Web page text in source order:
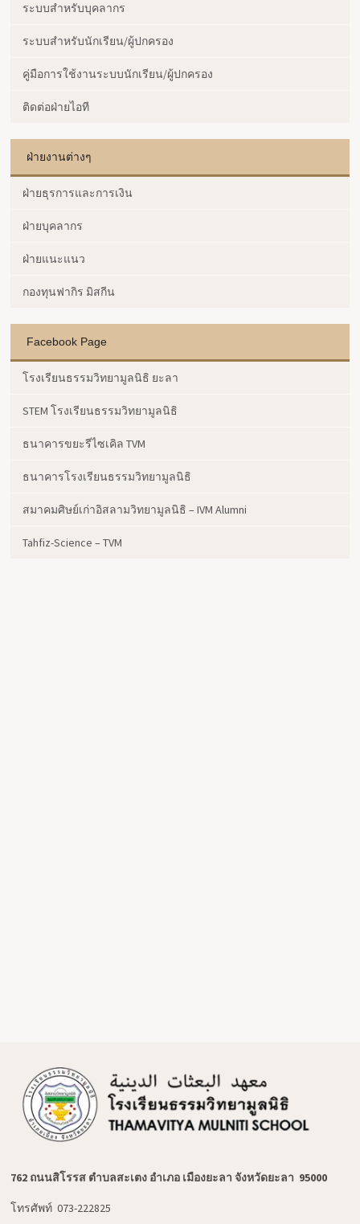
ระบบสำหรับบุคลากร
ระบบสำหรับนักเรียน/ผู้ปกครอง
คู่มือการใช้งานระบบนักเรียน/ผู้ปกครอง
ติดต่อฝ่ายไอที
ฝ่ายงานต่างๆ
ฝ่ายธุรการและการเงิน
ฝ่ายบุคลากร
ฝ่ายแนะแนว
กองทุนฟากิร มิสกีน
Facebook Page
โรงเรียนธรรมวิทยามูลนิธิ ยะลา
STEM โรงเรียนธรรมวิทยามูลนิธิ
ธนาคารขยะรีไซเคิล TVM
ธนาคารโรงเรียนธรรมวิทยามูลนิธิ
สมาคมศิษย์เก่าอิสลามวิทยามูลนิธิ – IVM Alumni
Tahfiz-Science – TVM
762 ถนนสิโรรส ตำบลสะเตง อำเภอ เมืองยะลา จังหวัดยะลา 95000
โทรศัพท์ 073-222825